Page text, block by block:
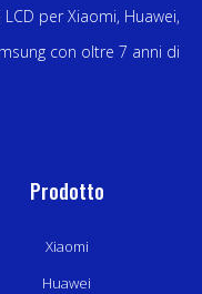
per Xiaomi, Huawei,
con oltre 7 anni di
Prodotto
Xiaomi
Huawei